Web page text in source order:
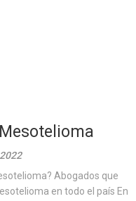
Abogados que
en todo el país En